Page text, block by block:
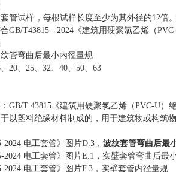
管试样，每根试样长度至少为其外径的12倍
GB/T43815 - 2024《建筑用硬聚氯乙烯（
纹管弯曲后最小内径量规
、20、25、32、40、50、63
GB/T 43815《建筑用硬聚氯乙烯（PVC-U）
以塑料绝缘材料制成的，用于建筑物或构筑
2024 电工套管》图片D.3，波纹套管弯曲后最
2024 电工套管》图片E.1，实壁套管弯曲后最
2024 电工套管》图片F.3，实壁套管内径量规